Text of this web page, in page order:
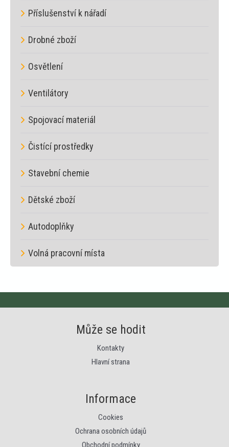
Příslušenství k nářadí
Drobné zboží
Osvětlení
Ventilátory
Spojovací materiál
Čistící prostředky
Stavební chemie
Dětské zboží
Autodoplňky
Volná pracovní místa
Může se hodit
Kontakty
Hlavní strana
Informace
Cookies
Ochrana osobních údajů
Obchodní podmínky